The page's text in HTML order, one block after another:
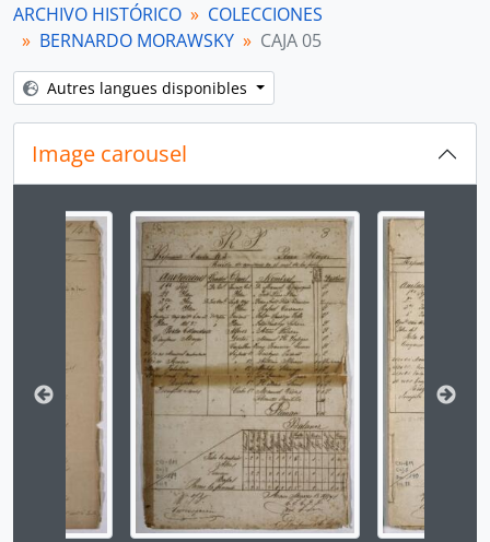
[Pièce] Certifica revista militar
[Pièce] Inspección general
[Pièce] Inspección general
[Pièce] Revista al batallón de Arequipa
[Pièce] Pago de haberes
[Pièce] Revista de compañías
[Pièce] Revista de Compañías
[Pièce] Revista de Compañías
[Pièce] Revista de Compañías
[Pièce] Revista de Compañías
[Pièce] Revista de Compañías
[Pièce] Revista de piquete
[Pièce] Revista de compañías
[Pièce] Revista al Piquete de Gendarmes
[Pièce] Revista al Piquete de Gendarmes
[Pièce] Revista ala compañía de Gendarmes
[Pièce] Revista a los Húsares de Junín
[Pièce] Revista a los Húsares de Junín
ARCHIVO HISTÓRICO
COLECCIONES
BERNARDO MORAWSKY
CAJA 05
Autres langues disponibles
Image carousel
Changer la présente diapositive de ce carrousel